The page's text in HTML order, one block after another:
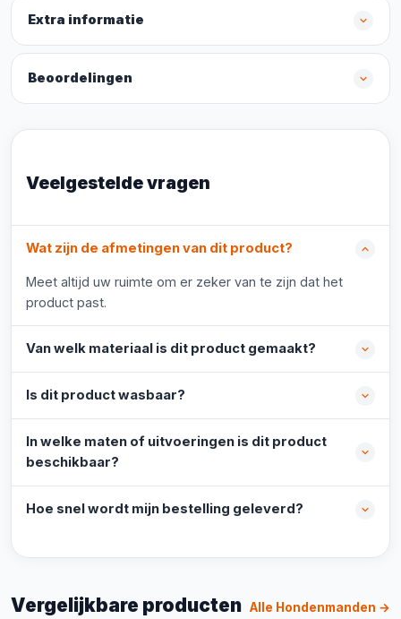
Extra informatie
Beoordelingen
Veelgestelde vragen
Wat zijn de afmetingen van dit product?
Meet altijd uw ruimte om er zeker van te zijn dat het
product past.
Van welk materiaal is dit product gemaakt?
Is dit product wasbaar?
In welke maten of uitvoeringen is dit product
beschikbaar?
Hoe snel wordt mijn bestelling geleverd?
Vergelijkbare producten Alle Hondenmanden →